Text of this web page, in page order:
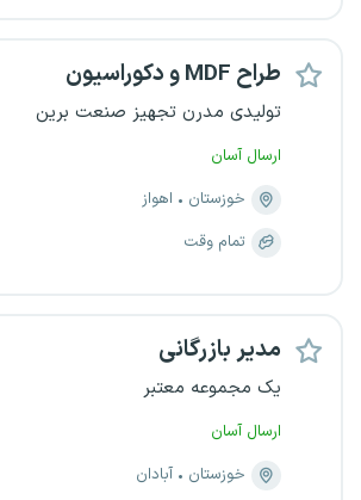
طراح MDF و دکوراسیون
تولیدی مدرن تجهیز صنعت برین
ارسال آسان
خوزستان
اهواز
تمام وقت
مدیر بازرگانی
یک مجموعه معتبر
ارسال آسان
خوزستان
آبادان